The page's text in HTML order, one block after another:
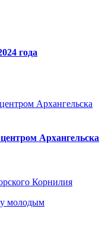
года
Архангельска
Корнилия